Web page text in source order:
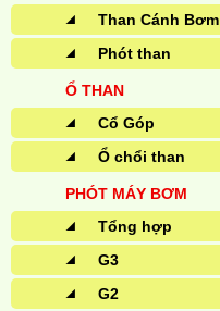
Than Cánh Bơm
Phót than
Ổ THAN
Cổ Góp
Ổ chổi than
PHÓT MÁY BƠM
Tổng hợp
G3
G2